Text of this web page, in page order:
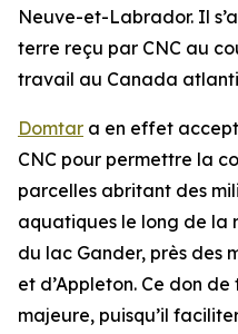
Neuve-et-Labrador. Il
terre reçu par CNC au
travail au Canada
Domtar a en effet
CNC pour permettre la
parcelles abritant des
aquatiques le long de la
du lac Gander, près des
et d’Appleton. Ce don
majeure, puisqu’il